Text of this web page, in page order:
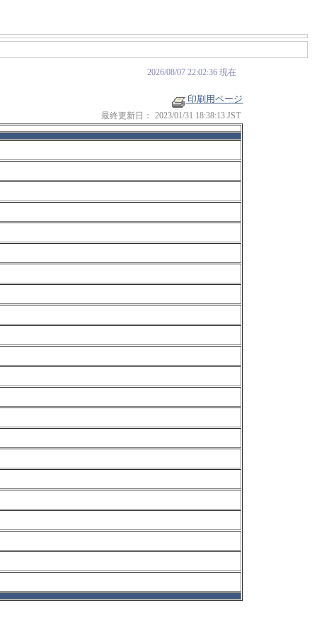
2026/08/07 22:02:36 現在
印刷用ページ
最終更新日： 2023/01/31 18:38:13 JST